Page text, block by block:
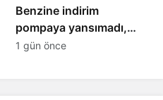
Benzine indirim
pompaya yansımadı,
yeni zam geliyor
1 gün önce